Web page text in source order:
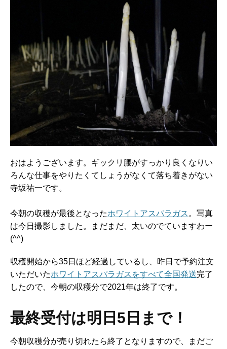
おはようございます。ギックリ腰がすっかり良くなりい
ろんな仕事をやりたくてしょうがなくて落ち着きがない
寺坂祐一です。
今朝の収穫が最後となったホワイトアスパラガス 。写真
は今日撮影しました。まだまだ、太いのでていますわー
(^^)
収穫開始から35日ほど経過しているし、昨日で予約注文
いただいたホワイトアスパラガスをすべて全国発送完了
したので、今朝の収穫分で2021年は終了です。
最終受付は明日5日まで！
今朝収穫分が売り切れたら終了となりますので、まだご